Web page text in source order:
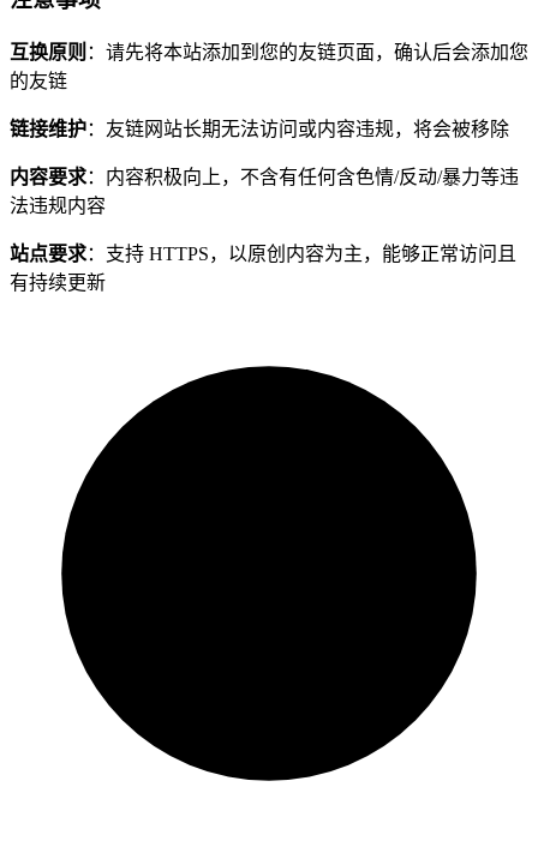
互换原则 ：请先将本站添加到您的友链页面，确认后会添加您
的友链
链接维护：友链网站长期无法访问或内容违规，将会被移除
内容要求：内容积极向上，不含有任何含色情/反动/暴力等违
法违规内容
站点要求：支持 HTTPS，以原创内容为主，能够正常访问且
有持续更新